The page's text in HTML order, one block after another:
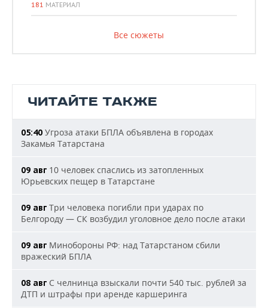
181 МАТЕРИАЛ
Все сюжеты
ЧИТАЙТЕ ТАКЖЕ
05:40 Угроза атаки БПЛА объявлена в городах
Закамья Татарстана
09 авг 10 человек спаслись из затопленных
Юрьевских пещер в Татарстане
09 авг Три человека погибли при ударах по
Белгороду — СК возбудил уголовное дело после атаки
09 авг Минобороны РФ: над Татарстаном сбили
вражеский БПЛА
08 авг С челнинца взыскали почти 540 тыс. рублей за
ДТП и штрафы при аренде каршеринга